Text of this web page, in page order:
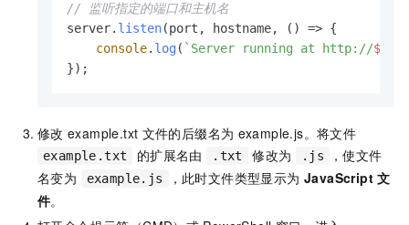
// 监听指定的端口和主机名
server. listen(port, hostname, () => {
console. log( `Server running at http://
});
修改 example.txt 文件的后缀名为 example.js。将文件
example.txt 的扩展名由 .txt 修改为 .js
，使文件
名变为
example.js ，此时文件类型显示为JavaScript 文
件。